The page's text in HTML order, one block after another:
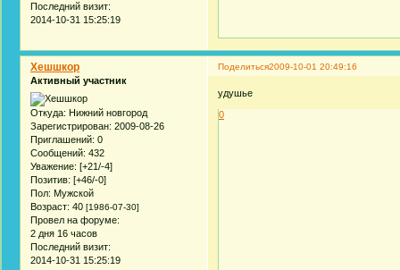
Последний визит:
2014-10-31 15:25:19
Поделиться2009-10-01 20:49:16
Хешшкор
Активный участник
Откуда: Нижний новгород
Зарегистрирован: 2009-08-26
Приглашений: 0
Сообщений: 432
Уважение: [+21/-4]
Позитив: [+46/-0]
Пол: Мужской
Возраст: 40 [1986-07-30]
Провел на форуме:
2 дня 16 часов
Последний визит:
2014-10-31 15:25:19
удушье
0